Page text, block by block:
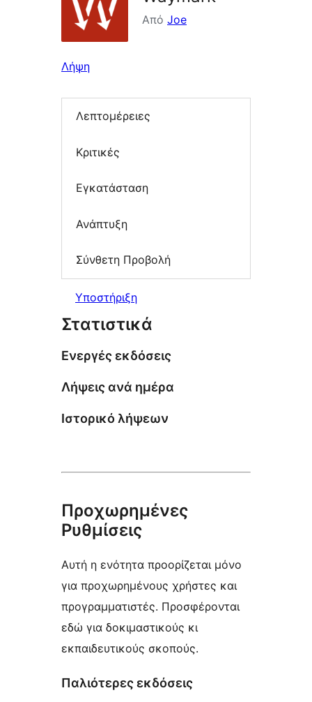
Από Joe
Λήψη
Λεπτομέρειες
Κριτικές
Εγκατάσταση
Ανάπτυξη
Σύνθετη Προβολή
Υποστήριξη
Στατιστικά
Ενεργές εκδόσεις
Λήψεις ανά ημέρα
Ιστορικό λήψεων
Προχωρημένες
Ρυθμίσεις
Αυτή η ενότητα προορίζεται μόνο
για προχωρημένους χρήστες και
προγραμματιστές. Προσφέρονται
εδώ για δοκιμαστικούς κι
εκπαιδευτικούς σκοπούς.
Παλιότερες εκδόσεις